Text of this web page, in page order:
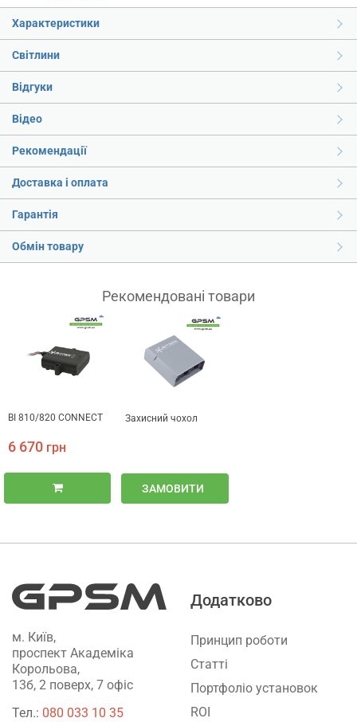
Характеристики
Світлини
Відгуки
Відео
Рекомендації
Доставка і оплата
Гарантія
Обмін товару
Рекомендовані товари
BI 810/820 CONNECT
6 670 грн
Захисний чохол
ЗАМОВИТИ
м. Київ,
проспект Академіка
Корольова,
13б, 2 поверх, 7 офіс
Тел.: ‎080 033 10 35
Додатково
Принцип роботи
Статті
Портфоліо установок
ROI